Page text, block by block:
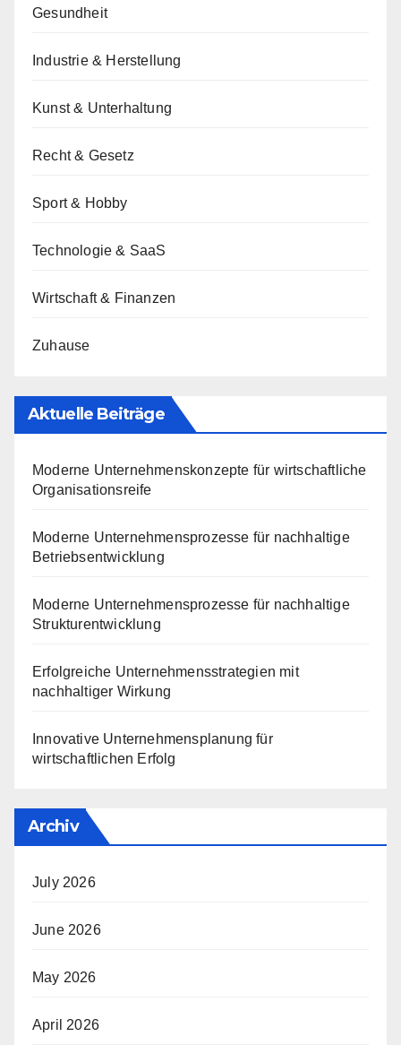
Gesundheit
Industrie & Herstellung
Kunst & Unterhaltung
Recht & Gesetz
Sport & Hobby
Technologie & SaaS
Wirtschaft & Finanzen
Zuhause
Aktuelle Beiträge
Moderne Unternehmenskonzepte für wirtschaftliche
Organisationsreife
Moderne Unternehmensprozesse für nachhaltige
Betriebsentwicklung
Moderne Unternehmensprozesse für nachhaltige
Strukturentwicklung
Erfolgreiche Unternehmensstrategien mit
nachhaltiger Wirkung
Innovative Unternehmensplanung für
wirtschaftlichen Erfolg
Archiv
July 2026
June 2026
May 2026
April 2026